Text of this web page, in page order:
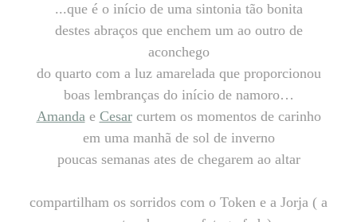
...que é o início de uma sintonia tão bonita
destes abraços que enchem um ao outro de
aconchego
do quarto com a luz amarelada que proporcionou
boas lembranças do início de namoro…
Amandae Cesarcurtem os momentos de carinho
em uma manhã de sol de inverno
poucas semanas ates de chegarem ao altar
compartilham os sorridos com o Token e a Jorja ( a